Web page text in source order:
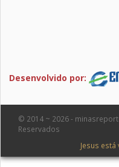
Desenvolvido por:
© 2014 ~ 2026 -
Reservados
Jesus